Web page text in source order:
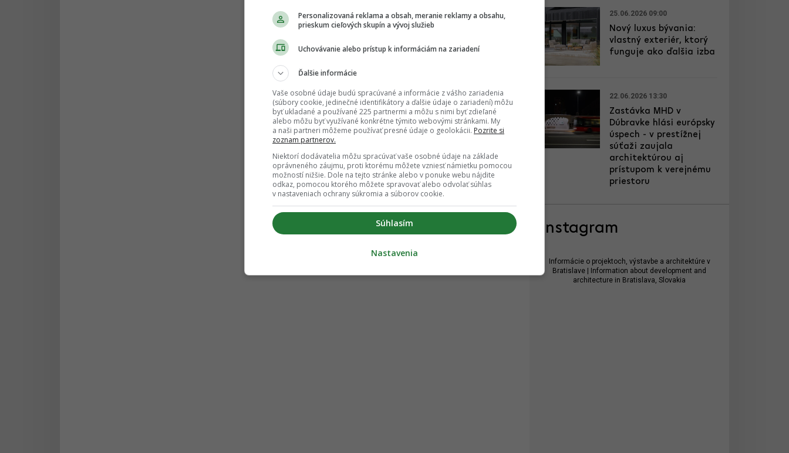
25.06.2026 09:00
Nový luxus bývania:
vlastný exteriér, ktorý
funguje ako ďalšia izba
22.06.2026 13:30
Zastávka MHD v
Dúbravke hlási európsky
úspech - v prestížnej
súťaži zaujala
architektúrou aj
prístupom k verejnému
priestoru
Instagram
Informácie o projektoch, výstavbe a architektúre v
Bratislave | Information about development and
architecture in Bratislava, Slovakia
Personalizovaná reklama a obsah, meranie reklamy a obsahu,
prieskum cieľových skupín a vývoj služieb
Uchovávanie alebo prístup k informáciám na zariadení
Ďalšie informácie
Vaše osobné údaje budú spracúvané a informácie z vášho zariadenia
(súbory cookie, jedinečné identifikátory a ďalšie údaje o zariadení) môžu
byť ukladané a používané 225 partnermi a môžu s nimi byť zdieľané
alebo môžu byť využívané konkrétne týmito webovými stránkami. My
a naši partneri môžeme používať presné údaje o geolokácii. Pozrite si
zoznam partnerov.
Niektorí dodávatelia môžu spracúvať vaše osobné údaje na základe
oprávneného záujmu, proti ktorému môžete vzniesť námietku pomocou
možností nižšie. Dole na tejto stránke alebo v ponuke webu nájdite
odkaz, pomocou ktorého môžete spravovať alebo odvolať súhlas
v nastaveniach ochrany súkromia a súborov cookie.
Súhlasím
Nastavenia